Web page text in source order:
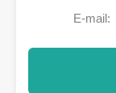
E-mail: